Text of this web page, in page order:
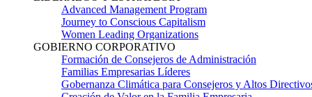
Advanced Management Program
Journey to Conscious Capitalism
Women Leading Organizations
GOBIERNO CORPORATIVO
Formación de Consejeros de Administración
Familias Empresarias Líderes
Gobernanza Climática para Consejeros y Altos